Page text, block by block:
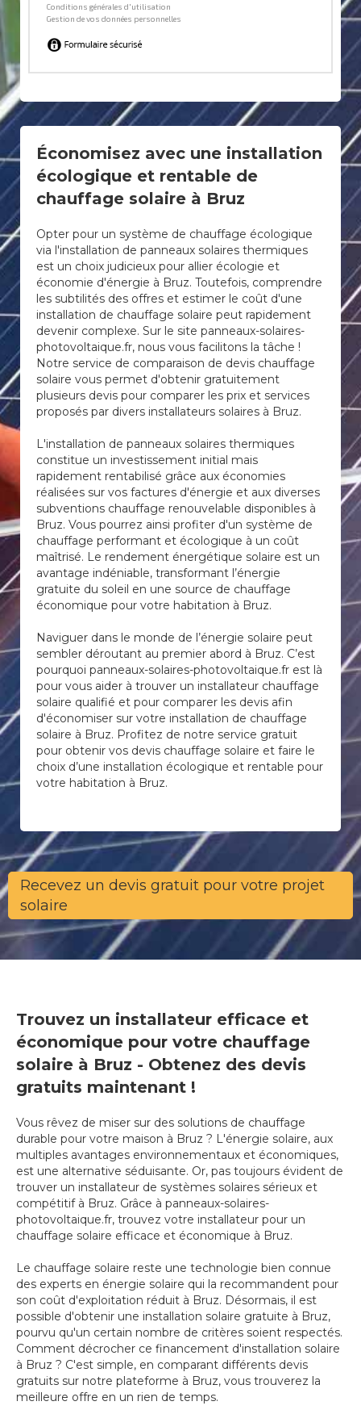
Économisez avec une installation
écologique et rentable de
chauffage solaire à Bruz
Opter pour un système de chauffage écologique
via l'installation de panneaux solaires thermiques
est un choix judicieux pour allier écologie et
économie d'énergie à Bruz. Toutefois, comprendre
les subtilités des offres et estimer le coût d'une
installation de chauffage solaire peut rapidement
devenir complexe. Sur le site panneaux-solaires-
photovoltaique.fr, nous vous facilitons la tâche !
Notre service de comparaison de devis chauffage
solaire vous permet d'obtenir gratuitement
plusieurs devis pour comparer les prix et services
proposés par divers installateurs solaires à Bruz.
L'installation de panneaux solaires thermiques
constitue un investissement initial mais
rapidement rentabilisé grâce aux économies
réalisées sur vos factures d'énergie et aux diverses
subventions chauffage renouvelable disponibles à
Bruz. Vous pourrez ainsi profiter d'un système de
chauffage performant et écologique à un coût
maîtrisé. Le rendement énergétique solaire est un
avantage indéniable, transformant l’énergie
gratuite du soleil en une source de chauffage
économique pour votre habitation à Bruz.
Naviguer dans le monde de l’énergie solaire peut
sembler déroutant au premier abord à Bruz. C’est
pourquoi panneaux-solaires-photovoltaique.fr est là
pour vous aider à trouver un installateur chauffage
solaire qualifié et pour comparer les devis afin
d'économiser sur votre installation de chauffage
solaire à Bruz. Profitez de notre service gratuit
pour obtenir vos devis chauffage solaire et faire le
choix d’une installation écologique et rentable pour
votre habitation à Bruz.
Recevez un devis gratuit pour votre projet
solaire
Trouvez un installateur efficace et
économique pour votre chauffage
solaire à Bruz - Obtenez des devis
gratuits maintenant !
Vous rêvez de miser sur des solutions de chauffage
durable pour votre maison à Bruz ? L'énergie solaire, aux
multiples avantages environnementaux et économiques,
est une alternative séduisante. Or, pas toujours évident de
trouver un installateur de systèmes solaires sérieux et
compétitif à Bruz. Grâce à panneaux-solaires-
photovoltaique.fr, trouvez votre installateur pour un
chauffage solaire efficace et économique à Bruz.
Le chauffage solaire reste une technologie bien connue
des experts en énergie solaire qui la recommandent pour
son coût d'exploitation réduit à Bruz. Désormais, il est
possible d'obtenir une installation solaire gratuite à Bruz,
pourvu qu'un certain nombre de critères soient respectés.
Comment décrocher ce financement d'installation solaire
à Bruz ? C'est simple, en comparant différents devis
gratuits sur notre plateforme à Bruz, vous trouverez la
meilleure offre en un rien de temps.